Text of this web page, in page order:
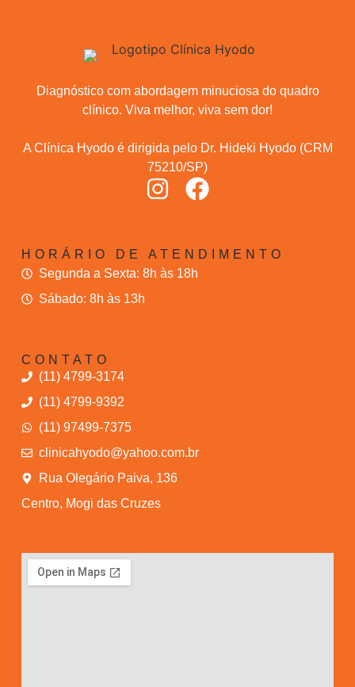
Diagnóstico com abordagem minuciosa do quadro
clínico. Viva melhor, viva sem dor!
A Clínica Hyodo é dirigida pelo Dr. Hideki Hyodo (CRM
75210/SP)
HORÁRIO DE ATENDIMENTO
Segunda a Sexta: 8h às 18h
Sábado: 8h às 13h
CONTATO
(11) 4799-3174
(11) 4799-9392
(11) 97499-7375
clinicahyodo@yahoo.com.br
Rua Olegário Paiva, 136
Centro, Mogi das Cruzes